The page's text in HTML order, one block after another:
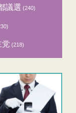
議選 (240)
党 (218)